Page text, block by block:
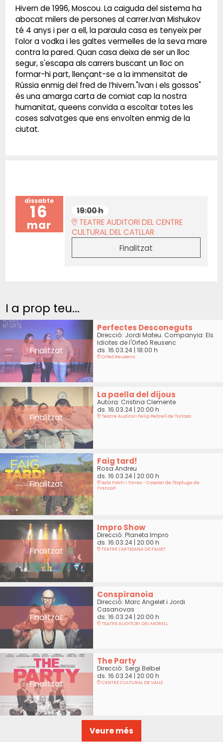
Hivern de 1996, Moscou. La caiguda del sistema ha
abocat milers de persones al carrer.Ivan Mishukov
té 4 anys i per a ell, la paraula casa es tenyeix per
l’olor a vodka i les galtes vermelles de la seva mare
contra la pared. Quan casa deixa de ser un lloc
segur, s'escapa als carrers buscant un lloc on
formar-hi part, llençant-se a la immensitat de
Rússia enmig del fred de l’hivern."Ivan i els gossos"
és una amarga carta de comiat cap la nostra
humanitat, queens convida a escoltar totes les
coses salvatges que ens envolten enmig de la
ciutat.
dissabte
16
mar
19:00 h
TEATRE AUDITORI DEL CENTRE
CULTURAL DEL CATLLAR
Finalitzat
I a prop teu...
Finalitzat
Perfectes Desconeguts
Direcció: Jordi Mateu. Companyia: Els
Idiotes de l'Orfeó Reusenc
ds. 16.03.24| 18:00 h
Orfeó Reusenc
Finalitzat
La paella del dijous
Autora: Cristina Clemente
ds. 16.03.24| 20:00 h
Teatre Auditori Felip Pedrell de Tortosa
Finalitzat
Faig tard!
Rosa Andreu
ds. 16.03.24| 20:00 h
Sala Folch i Torres - Casalet de l'Espluga de
Francolí
Finalitzat
Impro Show
Direcció: Planeta Impro
ds. 16.03.24| 20:00 h
TEATRE L'ARTESANA DE FALSET
Finalitzat
Conspiranoia
Direcció: Marc Angelet i Jordi
Casanovas
ds. 16.03.24| 20:00 h
TEATRE AUDITORI DEL MORELL
Finalitzat
The Party
Direcció: Sergi Belbel
ds. 16.03.24| 20:00 h
CENTRE CULTURAL DE VALLS
Veure més